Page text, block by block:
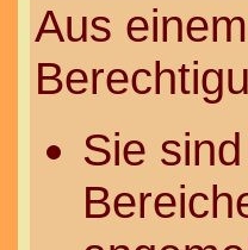
Aus
Sie